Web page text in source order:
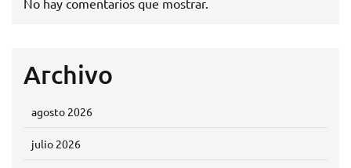
No hay comentarios que mostrar.
Archivo
agosto 2026
julio 2026